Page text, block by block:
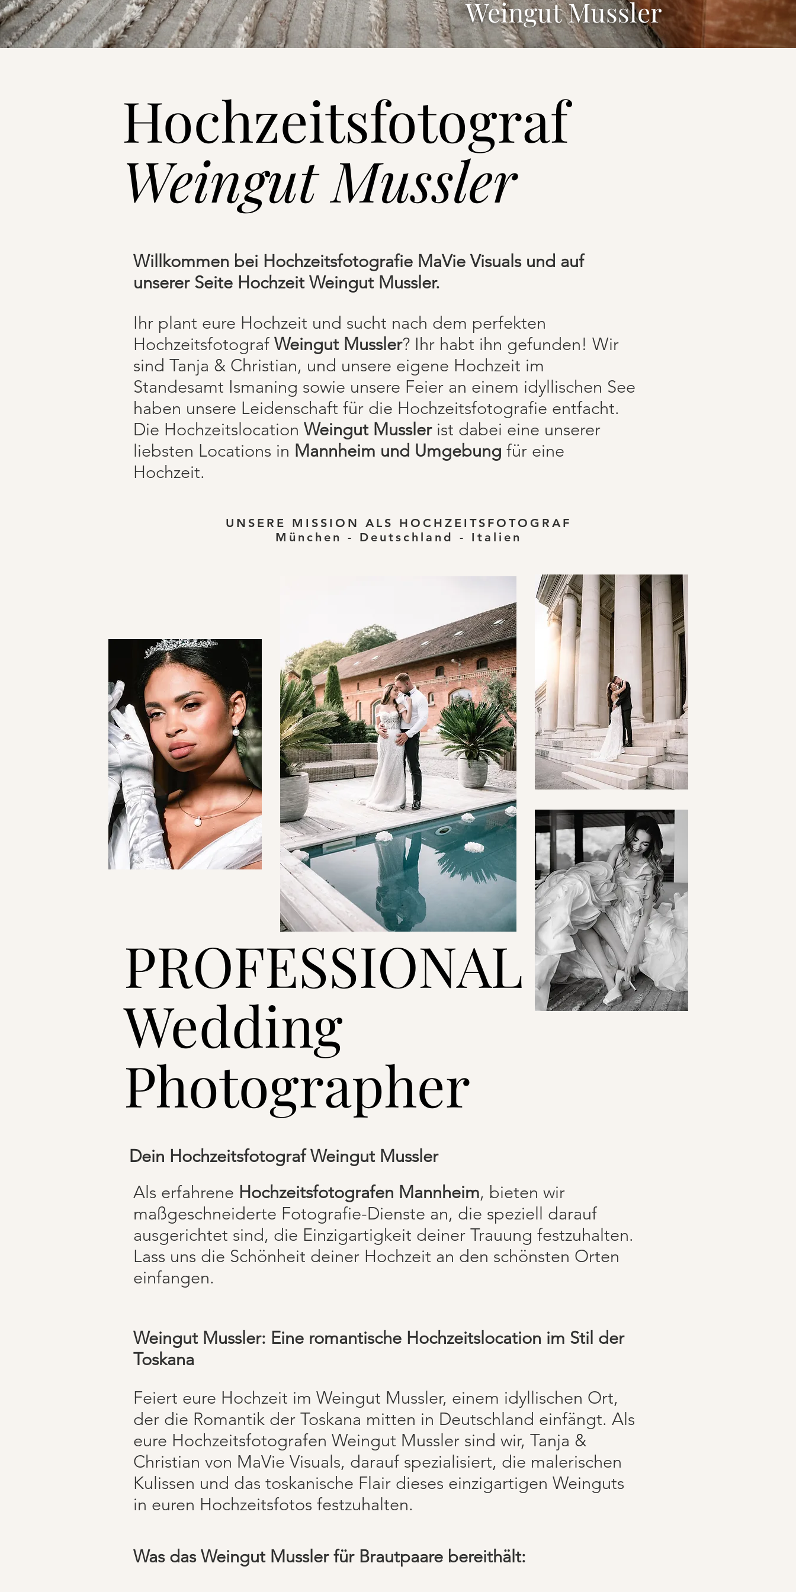
Weingut Mussler
Hochzeitsfotograf
Weingut Mussler
Willkommen bei Hochzeitsfotografie MaVie Visuals und auf
unserer Seite Hochzeit Weingut Mussler.
Ihr plant eure Hochzeit und sucht nach dem perfekten
Hochzeitsfotograf Weingut Mussler? Ihr habt ihn gefunden! Wir
sind Tanja & Christian, und unsere eigene Hochzeit im
Standesamt Ismaning sowie unsere Feier an einem idyllischen See
haben unsere Leidenschaft für die Hochzeitsfotografie entfacht.
Die Hochzeitslocation Weingut Musslerist dabei eine unserer
liebsten Locations in Mannheim und Umgebung für eine
Hochzeit.
UNSERE MISSION ALS HOCHZEITSFOTOGRAF
München - Deutschland - Italien
PROFESSIONAL
Wedding
Photographer
Dein Hochzeitsfotograf Weingut Mussler
Als erfahrene Hochzeitsfotografen Mannheim, bieten wir
maßgeschneiderte Fotografie-Dienste an, die speziell darauf
ausgerichtet sind, die Einzigartigkeit deiner Trauung festzuhalten.
Lass uns die Schönheit deiner Hochzeit an den schönsten Orten
einfangen.
Weingut Mussler: Eine romantische Hochzeitslocation im Stil der
Toskana
Feiert eure Hochzeit im Weingut Mussler, einem idyllischen Ort,
der die Romantik der Toskana mitten in Deutschland einfängt. Als
eure Hochzeitsfotografen Weingut Mussler sind wir, Tanja &
Christian von MaVie Visuals, darauf spezialisiert, die malerischen
Kulissen und das toskanische Flair dieses einzigartigen Weinguts
in euren Hochzeitsfotos festzuhalten.
Was das Weingut Mussler für Brautpaare bereithält: